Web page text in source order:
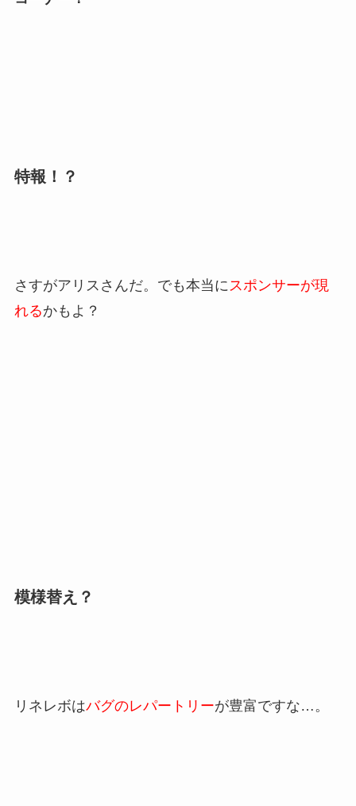
特報！？
さすがアリスさんだ。でも本当にスポンサーが現
れるかもよ？
模様替え？
リネレボはバグのレパートリーが豊富ですな…。